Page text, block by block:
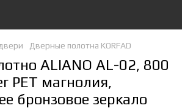
Дверные полотна KORFAD
ALIANO AL-02, 800
PET магнолия,
бронзовое зеркало